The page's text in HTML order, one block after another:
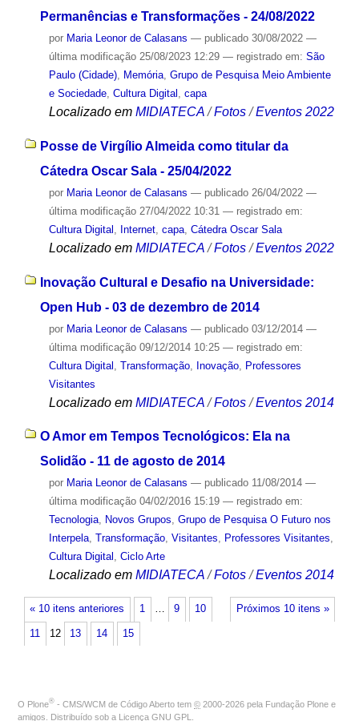
Permanências e Transformações - 24/08/2022
por Maria Leonor de Calasans — publicado30/08/2022 —
última modificação25/08/2023 12:29 — registrado em: São
Paulo (Cidade), Memória, Grupo de Pesquisa Meio Ambiente
e Sociedade, Cultura Digital , capa
Localizado em MIDIATECA /Fotos /Eventos 2022
Posse de Virgílio Almeida como titular da
Cátedra Oscar Sala - 25/04/2022
por Maria Leonor de Calasans — publicado26/04/2022 —
última modificação27/04/2022 10:31 — registrado em:
Cultura Digital
Internet, capa, Cátedra Oscar Sala
Localizado em MIDIATECA /Fotos /Eventos 2022
Inovação Cultural e Desafio na Universidade:
Open Hub - 03 de dezembro de 2014
por Maria Leonor de Calasans — publicado03/12/2014 —
última modificação09/12/2014 10:25 — registrado em:
Cultura Digital Transformação, Inovação, Professores
Visitantes
Localizado em MIDIATECA /Fotos /Eventos 2014
O Amor em Tempos Tecnológicos: Ela na
Solidão - 11 de agosto de 2014
por Maria Leonor de Calasans — publicado11/08/2014 —
última modificação04/02/2016 15:19 — registrado em:
Tecnologia, Novos Grupos, Grupo de Pesquisa O Futuro nos
Interpela, Transformação, Visitantes, Professores Visitantes,
Cultura Digital , Ciclo Arte
Localizado em MIDIATECA /Fotos /Eventos 2014
« 10 itens anteriores Próximos 10 itens »
1 … 9 10
11 12 13 14 15
O Plone® - CMS/WCM de Código Aberto tem © 2000-2026 pela Fundação Plone e
amigos. Distribuído sob a Licença GNU GPL